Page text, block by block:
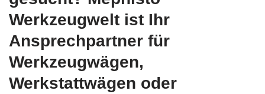
Werkzeugwelt ist Ihr
Ansprechpartner für
Werkzeugwägen,
Werkstattwägen oder